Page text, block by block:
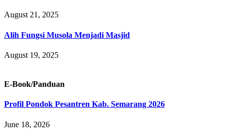
August 21, 2025
Alih Fungsi Musola Menjadi Masjid
August 19, 2025
E-Book/Panduan
Profil Pondok Pesantren Kab. Semarang 2026
June 18, 2026